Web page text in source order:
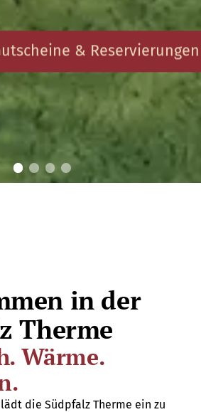
& Reservierungen
in der
Therme
Wärme.
die Südpfalz Therme ein zu